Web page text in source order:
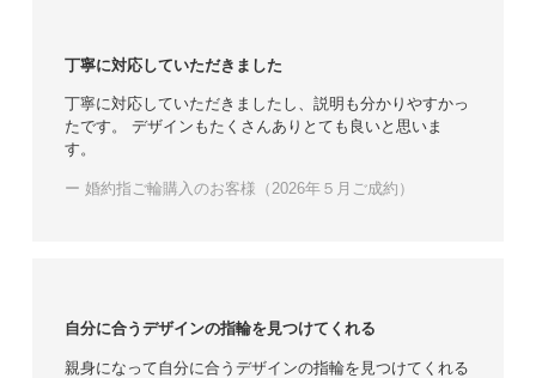
丁寧に対応していただきました
丁寧に対応していただきましたし、説明も分かりやすかっ
たです。 デザインもたくさんありとても良いと思いま
す。
ー 婚約指ご輪購入のお客様（2026年５月ご成約）
自分に合うデザインの指輪を見つけてくれる
親身になって自分に合うデザインの指輪を見つけてくれる